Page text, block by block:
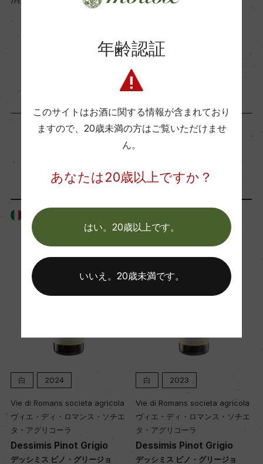
ー
国内ワイン専門誌評価歴
Wine Spectator 得点
期間12日/スキンコンタクト21日
熟成：オーク樽14カ月(フランス産228L新樽30%)/
瓶14カ月以上
年間生産量
お取り寄せ可能店一覧はこちら
イタリア
白 2024
Vie di Romans societa agricola
ヴィエ・ディ・ロマンス・ソチエ
タ・アグリコーラ
Dessimis Pinot Grigio
デッシミス ピノ・グリージョ
白 2023
Vie di Romans societa agricola
ヴィエ・ディ・ロマンス・ソチエ
タ・アグリコーラ
Dessimis Pinot Grigio
デッシミス ピノ・グリージョ
年齢認証
このサイトはお酒に関する情報が含まれており
ますので、 20歳未満の方はご覧いただけませ
ん。
あなたは20歳以上ですか？
はい。20歳以上です。
いいえ。20歳未満です。